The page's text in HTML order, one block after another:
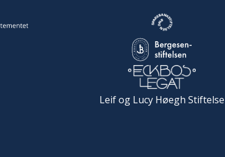
Leif og Lucy Høegh Stiftelse